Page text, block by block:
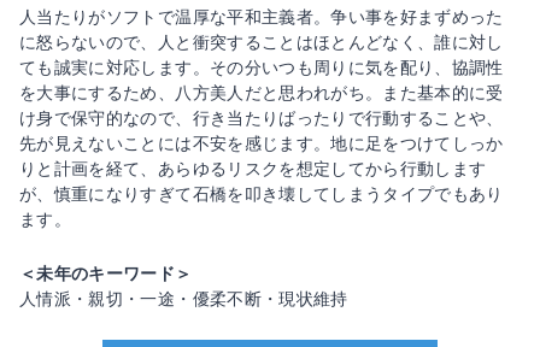
人当たりがソフトで温厚な平和主義者。争い事を好まずめった
に怒らないので、人と衝突することはほとんどなく、誰に対し
ても誠実に対応します。その分いつも周りに気を配り、協調性
を大事にするため、八方美人だと思われがち。また基本的に受
け身で保守的なので、行き当たりばったりで行動することや、
先が見えないことには不安を感じます。地に足をつけてしっか
りと計画を経て、あらゆるリスクを想定してから行動します
が、慎重になりすぎて石橋を叩き壊してしまうタイプでもあり
ます。
＜未年のキーワード＞
人情派・親切・一途・優柔不断・現状維持